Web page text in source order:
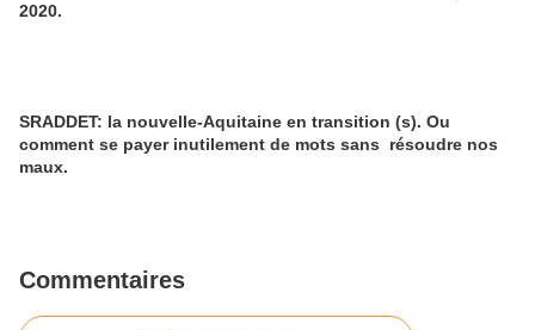
2020.
SRADDET: la nouvelle-Aquitaine en transition (s). Ou
comment se payer inutilement de mots sans résoudre nos
maux.
Commentaires